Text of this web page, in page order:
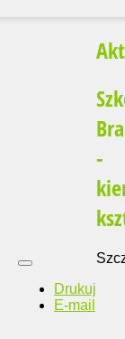
-
Drukuj
E-mail